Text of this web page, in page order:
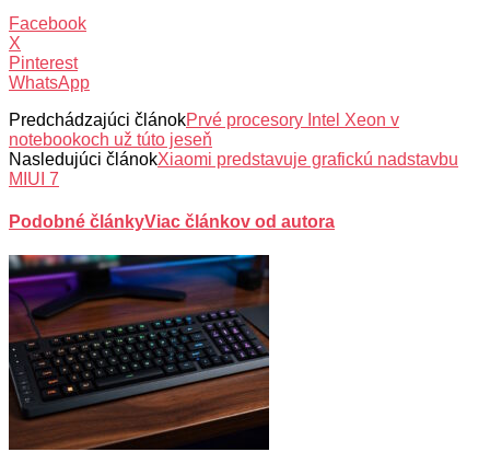
Facebook
X
Pinterest
WhatsApp
Predchádzajúci článokPrvé procesory Intel Xeon v
notebookoch už túto jeseň
Nasledujúci článokXiaomi predstavuje grafickú nadstavbu
MIUI 7
Podobné článkyViac článkov od autora